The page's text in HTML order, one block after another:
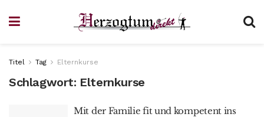
Titel Tag Elternkurse
Schlagwort: Elternkurse
Mit der Familie fit und kompetent ins